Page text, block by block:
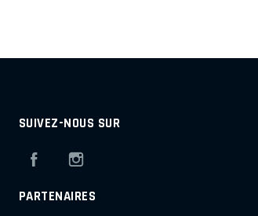
SUIVEZ-NOUS SUR
Facebook
PARTENAIRES